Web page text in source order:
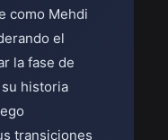
como Mehdi
el
la fase de
historia
transiciones